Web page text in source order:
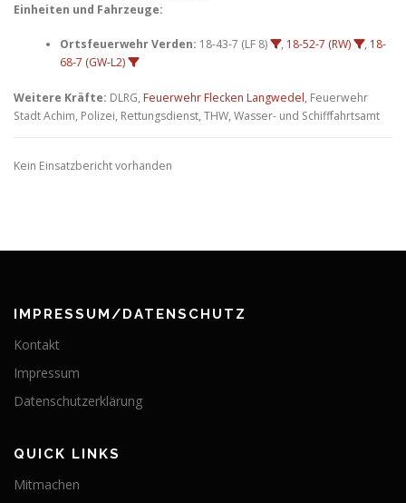
Einheiten und Fahrzeuge:
Ortsfeuerwehr Verden: 18-43-7 (LF 8) , 18-52-7 (RW) , 18-
68-7 (GW-L2)
Weitere Kräfte: DLRG, Feuerwehr Flecken Langwedel, Feuerwehr
Stadt Achim, Polizei, Rettungsdienst, THW, Wasser- und Schifffahrtsamt
Kein Einsatzbericht vorhanden
IMPRESSUM/DATENSCHUTZ
Kontakt
Impressum
Datenschutzerklärung
QUICK LINKS
Mitmachen